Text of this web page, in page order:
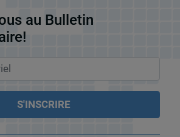
au Bulletin